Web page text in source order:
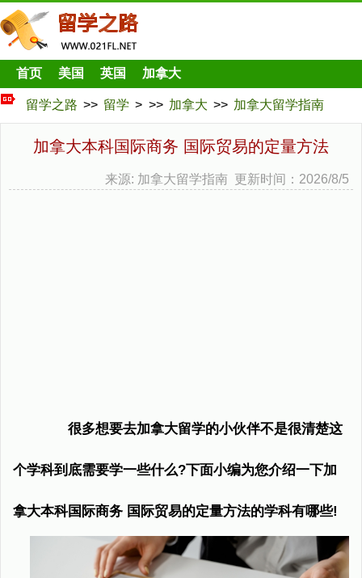
首页 美国 英国 加拿大
留学之路 >> 留学 > >> 加拿大 >> 加拿大留学指南
加拿大本科国际商务 国际贸易的定量方法
来源: 加拿大留学指南 更新时间：2026/8/5
很多想要去加拿大留学的小伙伴不是很清楚这
个学科到底需要学一些什么?下面小编为您介绍一下加
拿大本科国际商务 国际贸易的定量方法的学科有哪些!